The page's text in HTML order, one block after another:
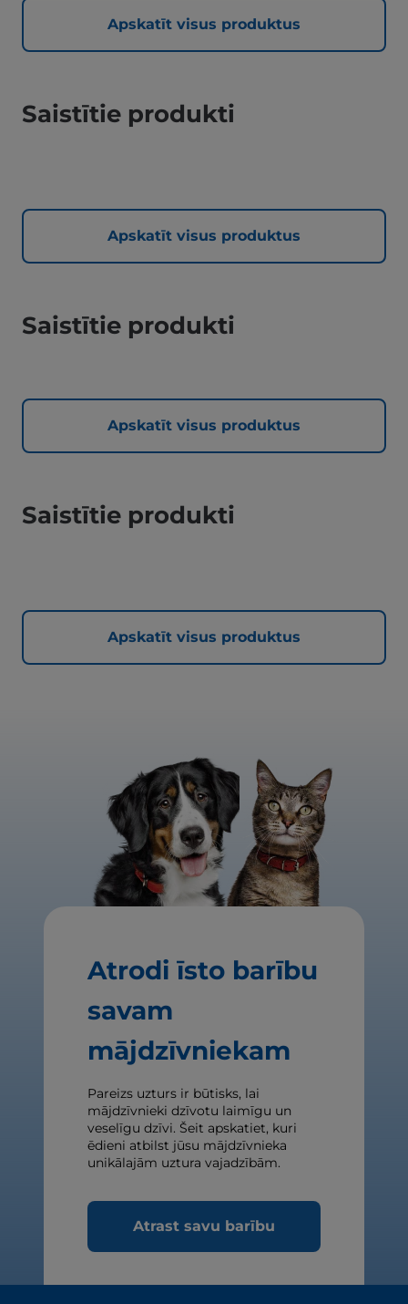
Apskatīt visus produktus
Saistītie produkti
Apskatīt visus produktus
Saistītie produkti
Apskatīt visus produktus
Saistītie produkti
Apskatīt visus produktus
Atrodi īsto barību
savam
mājdzīvniekam
Pareizs uzturs ir būtisks, lai
mājdzīvnieki dzīvotu laimīgu un
veselīgu dzīvi. Šeit apskatiet, kuri
ēdieni atbilst jūsu mājdzīvnieka
unikālajām uztura vajadzībām.
Atrast savu barību